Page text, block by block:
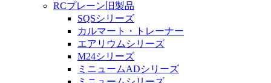
RCプレーン旧製品
SQSシリーズ
カルマート・トレーナー
エアリウムシリーズ
M24シリーズ
ミニュームADシリーズ